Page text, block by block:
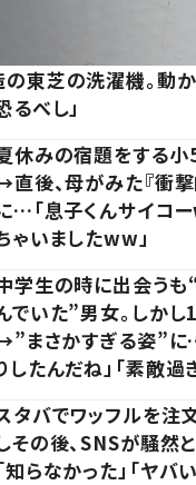
東芝の洗濯機。動
るべし」
休みの宿題をする小
後、母がみた『衝撃
…「息子くんサイコ
ゃいましたww」
学生の時に出会う
でいた”男女。しか
まさかすぎる姿”に
したんだね」「素敵過
タバでワッフルを注
その後、SNSが騒然
知らなかった」「ヤバ